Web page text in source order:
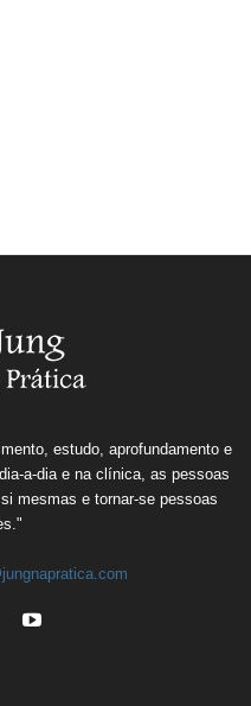
estudo, aprofundamento e
a-dia e na clínica, as pessoas
mesmas e tornar-se pessoas